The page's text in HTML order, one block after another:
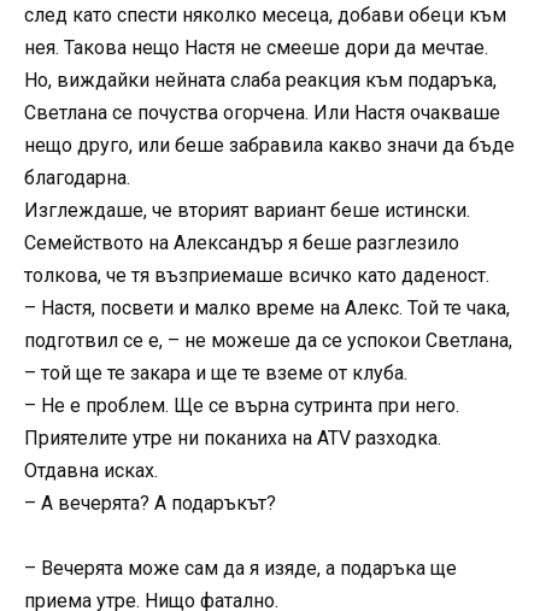
след като спести няколко месеца, добави обеци към
нея. Такова нещо Настя не смееше дори да мечтае.
Но, виждайки нейната слаба реакция към подаръка,
Светлана се почуства огорчена. Или Настя очакваше
нещо друго, или беше забравила какво значи да бъде
благодарна.
Изглеждаше, че вторият вариант беше истински.
Семейството на Александър я беше разглезило
толкова, че тя възприемаше всичко като даденост.
– Настя, посвети и малко време на Алекс. Той те чака,
подготвил се е, – не можеше да се успокои Светлана,
– той ще те закара и ще те вземе от клуба.
– Не е проблем. Ще се върна сутринта при него.
Приятелите утре ни поканиха на ATV разходка.
Отдавна исках.
– А вечерята? А подаръкът?
– Вечерята може сам да я изяде, а подаръка ще
приема утре. Нищо фатално.